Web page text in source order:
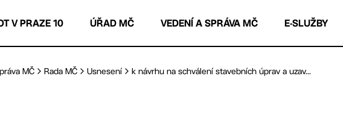
V PRAZE 10 ÚŘAD MČ VEDENÍ A SPRÁVA MČ E-SLUŽBY
MČ Rada MČ Usnesení k návrhu na schválení stavebních úprav a uzav...